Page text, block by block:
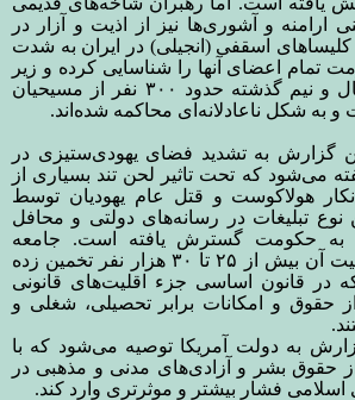
ارامنه و آشوری‌ها نیز از اذیت و آزار در
کلیساهای اسقفی (انجیلی) در ایران به شدت
تمام اعضای آنها را شناسایی کرده و زیر
نظر دارد. طی یک سال و نیم گذشته حدود ۳۰۰ نفر از مسیحیان
و به شکل ناعادلانه‌ای محاکمه شده‌اند.
گزارش به تشدید فضای یهودی‌ستیزی در
می‌شود که تحت تاثیر لحن تند بسیاری از
هولاکوست و قتل عام یهودیان توسط
نوع تبلیغات در رسانه‌های دولتی و محافل
به حکومت گسترش یافته است. جامعه
یهودیان ایران که جمعیت آن بیش از ۲۵ تا ۳۰ هزار نفر تخمین زده
در قانون اساسی جزء اقلیت‌های قانونی
حقوق و امکانات برابر تحصیلی، شغلی و
به دولت آمریکا توصیه می‌شود که با
از حقوق بشر و آزادی‌های مدنی و مذهبی در
اسلامی فشار بیشتر و موثرتری وارد کند.